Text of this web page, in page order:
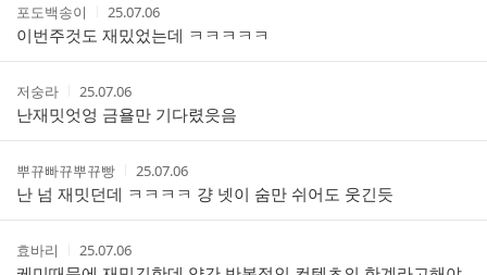
스
작
성
자
포도백송이
작
성
시
간
25.07.06
이번주것도 재밌었는데 ㅋㅋㅋㅋㅋ
작
성
자
저숭라
작
성
시
간
25.07.06
난재밋엇엉 금욜만 기다렸읏음
작
성
자
뿌뀨빠뀨뿌뀨빵
작
성
시
간
25.07.06
난 넘 재밋던데 ㅋㅋㅋㅋ 걍 넷이 숨만 쉬어도 웃긴듯
작
성
효바리
작
성
25.07.06